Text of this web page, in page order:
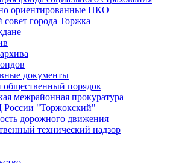
ориентированные НКО
города Торжка
документы
общественный порядок
межрайонная прокуратура
"Торжокский"
дорожного движения
технический надзор